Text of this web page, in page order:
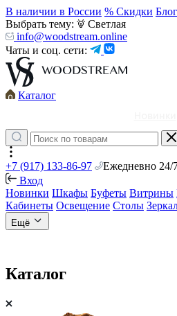
В наличии в России % Скидки Блог
Выбрать тему:
Светлая
info@woodstream.online
Чаты и соц. сети:
Каталог
+7 (917) 133-86-97
Ежедневно 24/
Вход
Новинки Шкафы Буфеты Витрины
Кабинеты Освещение Столы
Ещё
Каталог